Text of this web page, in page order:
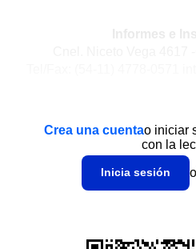
Crea una cuentao iniciar
con la
Inicia sesión o